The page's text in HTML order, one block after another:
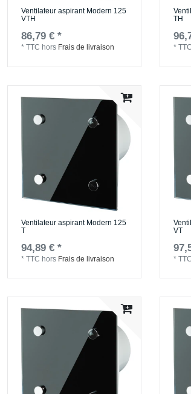
Ventilateur aspirant Modern 125
VTH
86,79 € *
*TTC hors Frais de livraison
TH
*TTC
Ventilateur aspirant Modern 125
T
94,89 € *
*TTC hors Frais de livraison
VT
*TTC